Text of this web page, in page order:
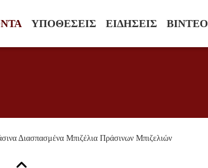
ΥΠΟΘΈΣΕΙΣ ΕΙΔΉΣΕΙΣ ΒΊΝΤΕΟ
Διασπασμένα Μπιζέλια Πράσινων Μπιζελιών